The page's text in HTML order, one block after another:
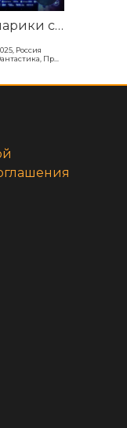
Смешарики сквозь вселенные
Россия
Фантастика, Приключенческая комедия